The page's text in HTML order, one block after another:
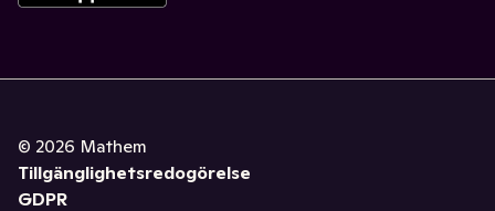
© 2026 Mathem
Tillgänglighetsredogörelse
GDPR